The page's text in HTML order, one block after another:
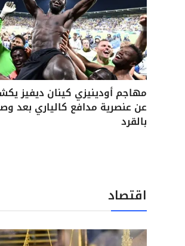
مهاجم أودينيزي كينان ديفيز
عن عنصرية مدافع كالياري بعد
بالقرد
اقتصاد